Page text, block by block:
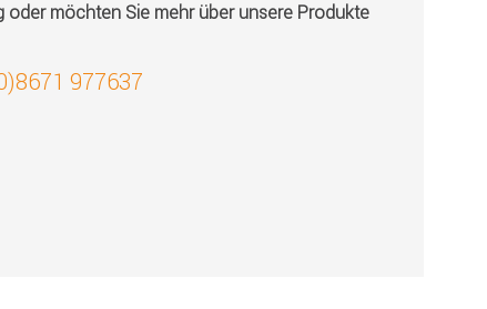
oder möchten Sie mehr über unsere Produkte
977637